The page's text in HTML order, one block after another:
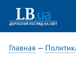
Главная —